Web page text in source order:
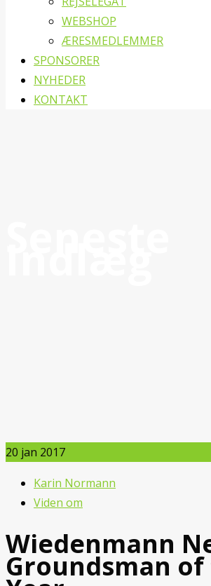
WEBSHOP
ÆRESMEDLEMMER
SPONSORER
NYHEDER
KONTAKT
20 jan 2017
Karin Normann
Viden om
Wiedenmann
Groundsman